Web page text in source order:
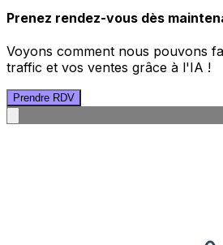
Prenez rendez-vous dès
Voyons comment nous pouvons
traffic et vos ventes grâce à l'IA !
Prendre RDV